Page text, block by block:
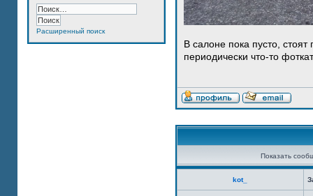
Расширенный поиск
В салоне пока пусто,
периодически что-то
Показать
kot_